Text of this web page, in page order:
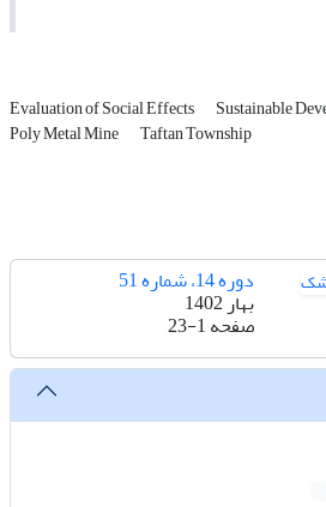
Evaluation of Social Effects Sustainable
Poly Metal Mine Taftan Township
دوره 14، شماره 51
بهار 1402
صفحه23-1